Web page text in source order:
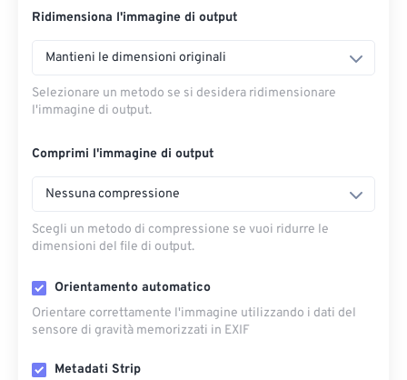
Ridimensiona l'immagine di output
Mantieni le dimensioni originali
Selezionare un metodo se si desidera ridimensionare
l'immagine di output.
Comprimi l'immagine di output
Nessuna compressione
Scegli un metodo di compressione se vuoi ridurre le
dimensioni del file di output.
Orientamento automatico
Orientare correttamente l'immagine utilizzando i dati del
sensore di gravità memorizzati in EXIF
Metadati Strip